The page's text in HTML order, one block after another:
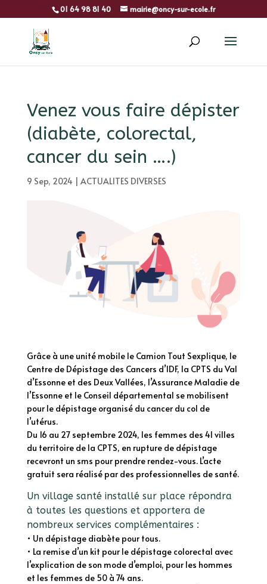
01 64 98 81 40 mairie@oncy-sur-ecole.fr
Venez vous faire dépister
(diabète, colorectal,
cancer du sein ….)
9 Sep, 2024 | ACTUALITES DIVERSES
Grâce à une unité mobile le Camion Tout Sexplique, le
Centre de Dépistage des Cancers d’IDF, la CPTS du Val
d’Essonne et des Deux Vallées, l’Assurance Maladie de
l’Essonne et le Conseil départemental se mobilisent
pour le dépistage organisé du cancer du col de
l’utérus.
Du 16 au 27 septembre 2024, les femmes des 41 villes
du territoire de la CPTS, en rupture de dépistage
recevront un sms pour prendre rendez-vous. L’acte
gratuit sera réalisé par des professionnelles de santé.
Un village santé installé sur place répondra
à toutes les questions et apportera de
nombreux services complémentaires :
• Un dépistage diabète pour tous.
• La remise d’un kit pour le dépistage colorectal avec
l’explication de son mode d’emploi, pour les hommes
et les femmes de 50 à 74 ans.